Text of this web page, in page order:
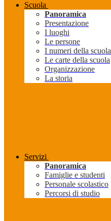
Scuola
Panoramica
Presentazione
I luoghi
Le persone
I numeri della scuola
Le carte della scuola
Organizzazione
La storia
Servizi
Panoramica
Famiglie e studenti
Personale scolastico
Percorsi di studio